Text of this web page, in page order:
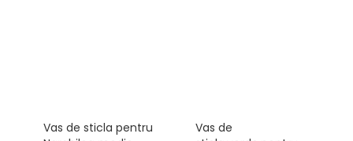
Vas de sticla pentru
Vas de